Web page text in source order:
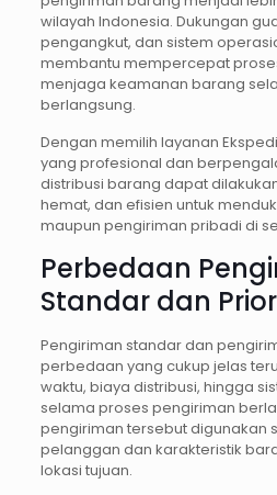
wilayah Indonesia. Dukungan
pengangkut, dan sistem
membantu mempercepat
menjaga keamanan barang
berlangsung.
Dengan memilih layanan
yang profesional dan
distribusi barang dapat
hemat, dan efisien untuk
maupun pengiriman pribadi di
Perbedaan
Standar dan
Pengiriman standar dan
perbedaan yang cukup jelas
waktu, biaya distribusi, hingga
selama proses pengiriman
pengiriman tersebut digunakan
pelanggan dan karakteristik
lokasi tujuan.